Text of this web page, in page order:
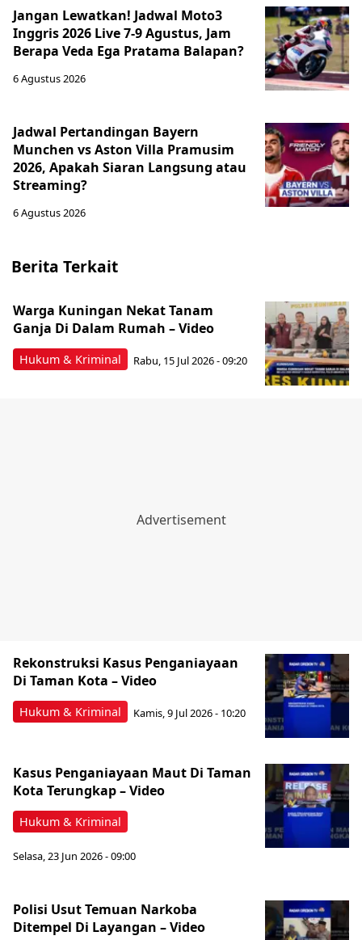
Jangan Lewatkan! Jadwal Moto3
Inggris 2026 Live 7-9 Agustus, Jam
Berapa Veda Ega Pratama Balapan?
6 Agustus 2026
Jadwal Pertandingan Bayern
Munchen vs Aston Villa Pramusim
2026, Apakah Siaran Langsung atau
Streaming?
6 Agustus 2026
Berita Terkait
Hukum & Kriminal
Warga Kuningan Nekat Tanam
Ganja Di Dalam Rumah – Video
Rabu, 15 Jul 2026 - 09:20
Hukum & Kriminal
Rekonstruksi Kasus Penganiayaan
Di Taman Kota – Video
Kamis, 9 Jul 2026 - 10:20
Hukum & Kriminal
Kasus Penganiayaan Maut Di Taman
Kota Terungkap – Video
Selasa, 23 Jun 2026 - 09:00
Polisi Usut Temuan Narkoba
Ditempel Di Layangan – Video